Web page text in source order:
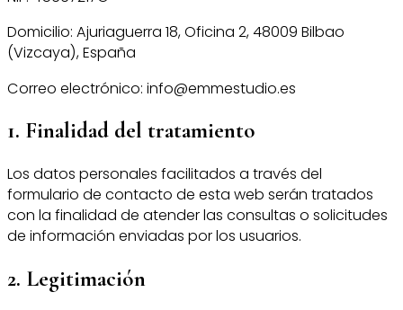
Domicilio: Ajuriaguerra 18, Oficina 2, 48009 Bilbao
(Vizcaya), España
Correo electrónico: info@emmestudio.es
1. Finalidad del tratamiento
Los datos personales facilitados a través del
formulario de contacto de esta web serán tratados
con la finalidad de atender las consultas o solicitudes
de información enviadas por los usuarios.
2. Legitimación